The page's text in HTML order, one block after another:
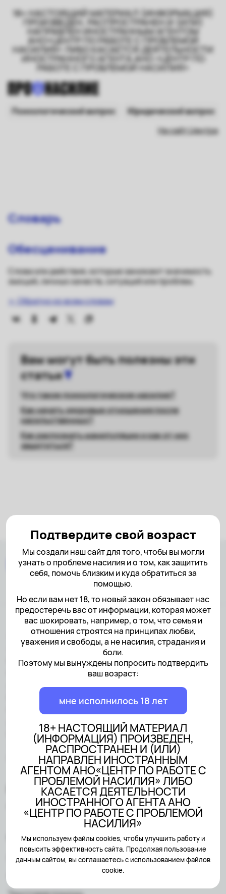
Подтвердите свой возраст
Мы создали наш сайт для того, чтобы вы могли
узнать о проблеме насилия и о том, как защитить
себя, помочь близким и куда обратиться за
помощью.
Но если вам нет 18, то новый закон обязывает нас
предостеречь вас от информации, которая может
вас шокировать, например, о том, что семья и
отношения строятся на принципах любви,
уважения и свободы, а не насилия, страдания и
боли.
Поэтому мы вынуждены попросить подтвердить
ваш возраст:
мне исполнилось 18 лет
18+ НАСТОЯЩИЙ МАТЕРИАЛ
(ИНФОРМАЦИЯ) ПРОИЗВЕДЕН,
РАСПРОСТРАНЕН И (ИЛИ)
НАПРАВЛЕН ИНОСТРАННЫМ
АГЕНТОМ АНО«ЦЕНТР ПО РАБОТЕ С
ПРОБЛЕМОЙ НАСИЛИЯ» ЛИБО
КАСАЕТСЯ ДЕЯТЕЛЬНОСТИ
ИНОСТРАННОГО АГЕНТА АНО
«ЦЕНТР ПО РАБОТЕ С ПРОБЛЕМОЙ
НАСИЛИЯ»
Мы используем файлы cookies, чтобы улучшить работу и
повысить эффективность сайта. Продолжая пользование
данным сайтом, вы соглашаетесь с использованием файлов
cookie.
18+ НАСТОЯЩИЙ МАТЕРИАЛ (ИНФОРМАЦИЯ)
ПРОИЗВЕДЕН, РАСПРОСТРАНЕН И (ИЛИ)
НАПРАВЛЕН ИНОСТРАННЫМ АГЕНТОМ
АНО«ЦЕНТР ПО РАБОТЕ С ПРОБЛЕМОЙ
НАСИЛИЯ» ЛИБО КАСАЕТСЯ ДЕЯТЕЛЬНОСТИ
ИНОСТРАННОГО АГЕНТА АНО «ЦЕНТР ПО
РАБОТЕ С ПРОБЛЕМОЙ НАСИЛИЯ»
Психологический вопрос
Юридический вопрос
На сайт Центра
Словарь
Обесценивание
Слова или действия, которые занижают значимость
эмоций, личных качеств, ситуаций или проблем.
← Обратно ко всем словам
Вам могут быть полезны эти
статьи
Что такое психологическое насилие?
Каĸ начать здоровые отношения после
насильственных?
Как распознать манипуляции и как от них
защититься?
18+ НАСТОЯЩИЙ МАТЕРИАЛ
(ИНФОРМАЦИЯ) ПРОИЗВЕДЕН,
РАСПРОСТРАНЕН И (ИЛИ)
НАПРАВЛЕН ИНОСТРАННЫМ
АГЕНТОМ АНО«ЦЕНТР ПО
РАБОТЕ С ПРОБЛЕМОЙ
НАСИЛИЯ» ЛИБО КАСАЕТСЯ
ДЕЯТЕЛЬНОСТИ
ИНОСТРАННОГО АГЕНТА АНО
«ЦЕНТР ПО РАБОТЕ С
ПРОБЛЕМОЙ НАСИЛИЯ»
Created bySairus.io
Мне нужна помощь
Психологическая помощь